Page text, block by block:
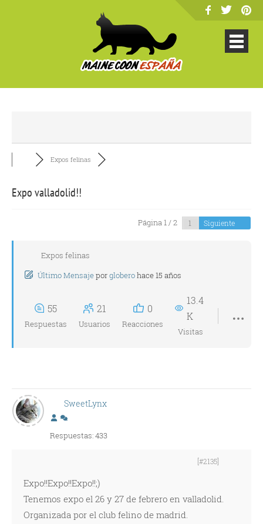
Expos felinas
Expo valladolid!!
Página 1 / 2 Siguiente
Expos felinas
Último Mensajeporgloberohace 15 años
55
Respuestas
21
Usuarios
0
Reacciones
13.4
K
Visitas
SweetLynx
Respuestas: 433
[#2135]
Expo!!Expo!!Expo!!;)
Tenemos expo el 26 y 27 de febrero en valladolid.
Organizada por el club felino de madrid.